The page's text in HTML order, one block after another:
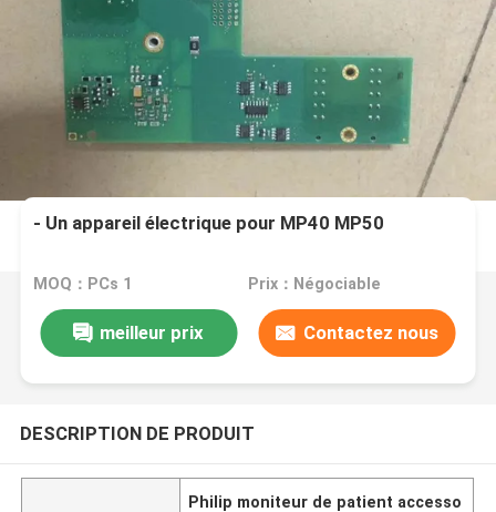
- Un appareil électrique pour MP40 MP50
MOQ：PCs 1 Prix：Négociable
meilleur prix Contactez nous
DESCRIPTION DE PRODUIT
Philip moniteur de patient accesso